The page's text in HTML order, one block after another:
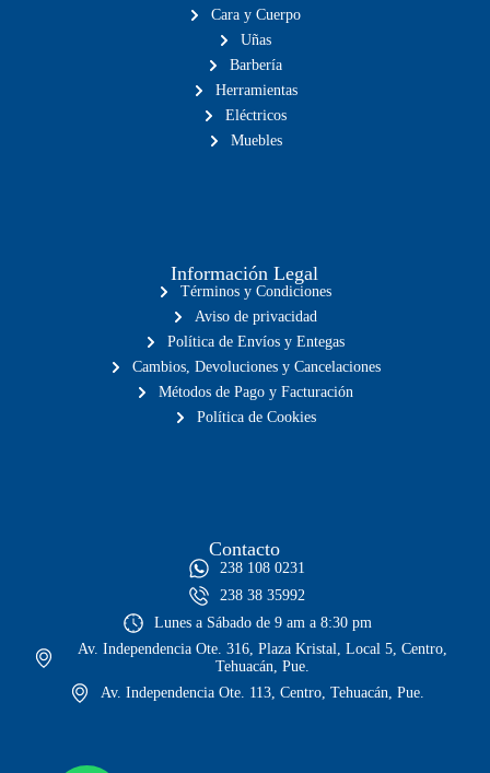
Cara y Cuerpo
Uñas
Barbería
Herramientas
Eléctricos
Muebles
Información Legal
Términos y Condiciones
Aviso de privacidad
Política de Envíos y Entegas
Cambios, Devoluciones y Cancelaciones
Métodos de Pago y Facturación
Política de Cookies
Contacto
238 108 0231
238 38 35992
Lunes a Sábado de 9 am a 8:30 pm
Av. Independencia Ote. 316, Plaza Kristal, Local 5, Centro,
Tehuacán, Pue.
Av. Independencia Ote. 113, Centro, Tehuacán, Pue.